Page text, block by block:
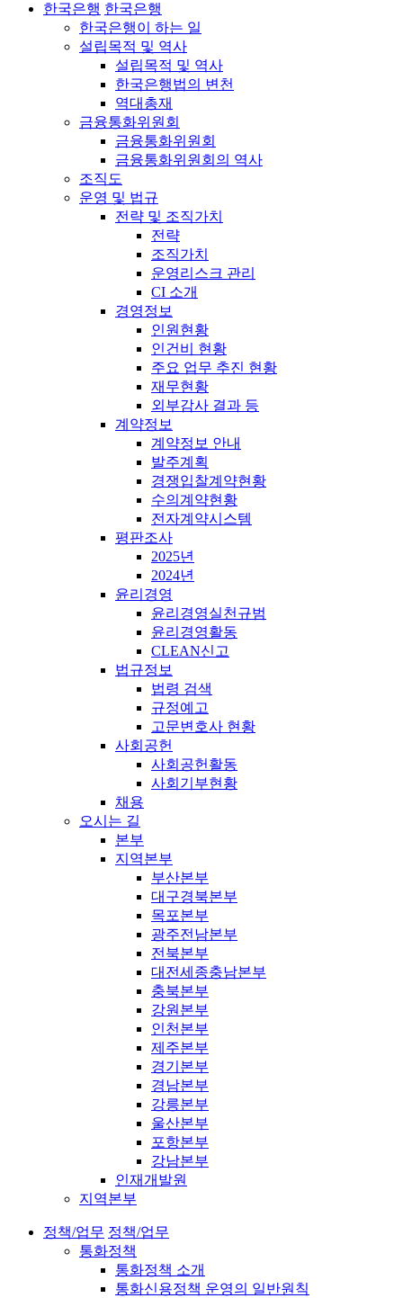
한국은행 한국은행
한국은행이 하는 일
설립목적 및 역사
설립목적 및 역사
한국은행법의 변천
역대총재
금융통화위원회
금융통화위원회
금융통화위원회의 역사
조직도
운영 및 법규
전략 및 조직가치
전략
조직가치
운영리스크 관리
CI 소개
경영정보
인원현황
인건비 현황
주요 업무 추진 현황
재무현황
외부감사 결과 등
계약정보
계약정보 안내
발주계획
경쟁입찰계약현황
수의계약현황
전자계약시스템
평판조사
2025년
2024년
윤리경영
윤리경영실천규범
윤리경영활동
CLEAN신고
법규정보
법령 검색
규정예고
고문변호사 현황
사회공헌
사회공헌활동
사회기부현황
채용
오시는 길
본부
지역본부
부산본부
대구경북본부
목포본부
광주전남본부
전북본부
대전세종충남본부
충북본부
강원본부
인천본부
제주본부
경기본부
경남본부
강릉본부
울산본부
포항본부
강남본부
인재개발원
지역본부
정책/업무 정책/업무
통화정책
통화정책 소개
통화신용정책 운영의 일반원칙